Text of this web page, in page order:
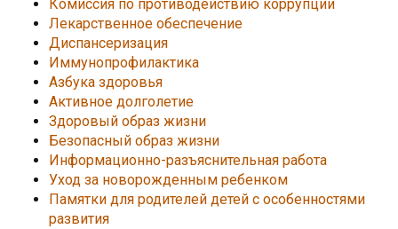
Комиссия по противодействию коррупции
Лекарственное обеспечение
Диспансеризация
Иммунопрофилактика
Азбука здоровья
Активное долголетие
Здоровый образ жизни
Безопасный образ жизни
Информационно-разъяснительная работа
Уход за новорожденным ребенком
Памятки для родителей детей с особенностями
развития